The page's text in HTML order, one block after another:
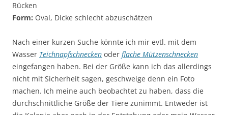
Rücken
Form: Oval, Dicke schlecht abzuschätzen
Nach einer kurzen Suche könnte ich mir evtl. mit dem
Wasser Teichnapfschnecken oder flache Mützenschnecken
eingefangen haben. Bei der Größe kann ich das allerdings
nicht mit Sicherheit sagen, geschweige denn ein Foto
machen. Ich meine auch beobachtet zu haben, dass die
durchschnittliche Größe der Tiere zunimmt. Entweder ist